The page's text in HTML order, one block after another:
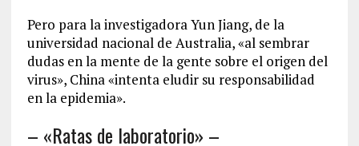
Pero para la investigadora Yun Jiang, de la
universidad nacional de Australia, «al sembrar
dudas en la mente de la gente sobre el origen del
virus», China «intenta eludir su responsabilidad
en la epidemia».
– «Ratas de laboratorio» –